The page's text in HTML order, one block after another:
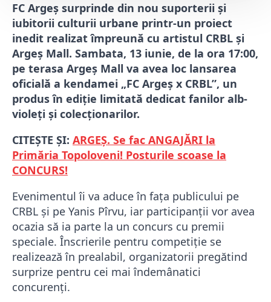
FC Argeș surprinde din nou suporterii și
iubitorii culturii urbane printr-un proiect
inedit realizat împreună cu artistul CRBL și
Argeș Mall. Sambata, 13 iunie, de la ora 17:00,
pe terasa Argeș Mall va avea loc lansarea
oficială a kendamei „FC Argeș x CRBL”, un
produs în ediție limitată dedicat fanilor alb-
violeți și colecționarilor.
CITEȘTE ȘI: ARGEȘ. Se fac ANGAJĂRI la
Primăria Topoloveni! Posturile scoase la
CONCURS!
Evenimentul îi va aduce în fața publicului pe
CRBL și pe Yanis Pîrvu, iar participanții vor avea
ocazia să ia parte la un concurs cu premii
speciale. Înscrierile pentru competiție se
realizează în prealabil, organizatorii pregătind
surprize pentru cei mai îndemânatici
concurenți.